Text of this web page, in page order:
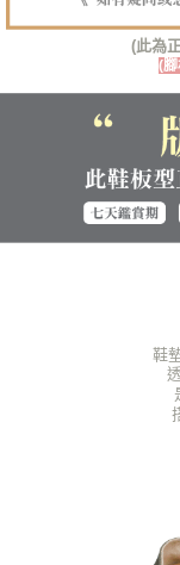
３．未成年的使用者
「AFTEE先享後付」
４．使用「AFTEE先
時審查核予不同之上限
請求用戶進行身份認證
５．嚴禁一人註冊多
恩沛科技股份有限公
海外宅配（貨到付運
(此為
(
鞋